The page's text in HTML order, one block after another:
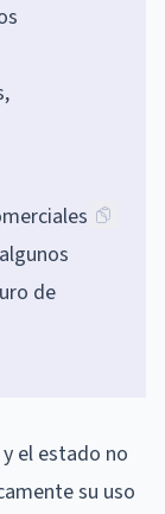
de
el estado no
su uso